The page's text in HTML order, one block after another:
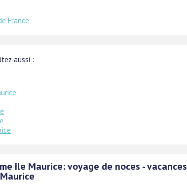
France
aussi :
Ile Maurice: voyage de noces - vacances